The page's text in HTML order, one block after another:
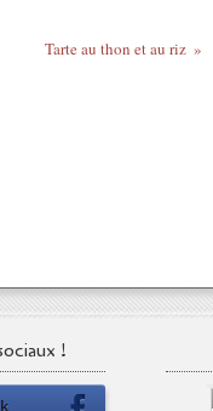
Tarte au thon et au riz
!